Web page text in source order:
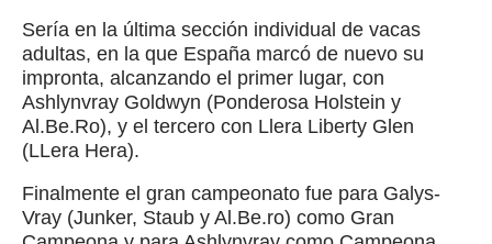
Sería en la última sección individual de vacas
adultas, en la que España marcó de nuevo su
impronta, alcanzando el primer lugar, con
Ashlynvray Goldwyn (Ponderosa Holstein y
Al.Be.Ro), y el tercero con Llera Liberty Glen
(LLera Hera).
Finalmente el gran campeonato fue para Galys-
Vray (Junker, Staub y Al.Be.ro) como Gran